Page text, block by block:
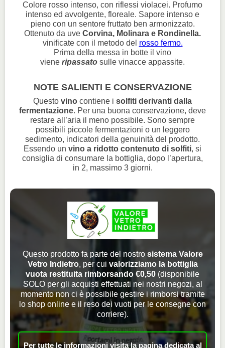
Colore rosso intenso, con riflessi violacei. Profumo
intenso ed avvolgente, floreale. Sapore intenso e
pieno con un sentore fruttato ben armonizzato.
Ottenuto da uve Corvina, Molinara e Rondinella.
vinificate con il metodo del rosso fermo.
Prima della messa in botte il vino
viene ripassato sulle vinacce appassite.
NOTE SALIENTI E CONSERVAZIONE
Questo vino contiene i solfiti derivanti dalla
fermentazione. Per una buona conservazione, deve
restare all’aria il meno possibile. Sono sempre
possibili piccole fermentazioni o un leggero
sedimento, indicatori della genuinità del prodotto.
Essendo un vino a ridotto contenuto di solfiti, si
consiglia di consumare la bottiglia, dopo l’apertura,
in 2, massimo 3 giorni.
Questo prodotto fa parte del nostro sistema Valore
Vetro Indietro, per cui valorizziamo la bottiglia
vuota restituita rimborsando €0,50 (disponibile
SOLO per gli acquisti effettuati nei nostri negozi, al
momento non ci è possibile gestire i rimborsi tramite
lo shop online e il reso dei vuoti per le consegne con
corriere).
Per tutte le informazioni visita la pagina dedicata al